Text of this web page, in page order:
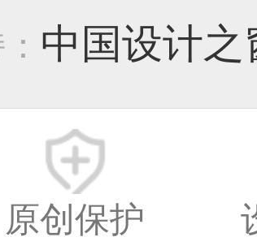
用户作品
用户作
给TA赞
中国设计之
原创保护